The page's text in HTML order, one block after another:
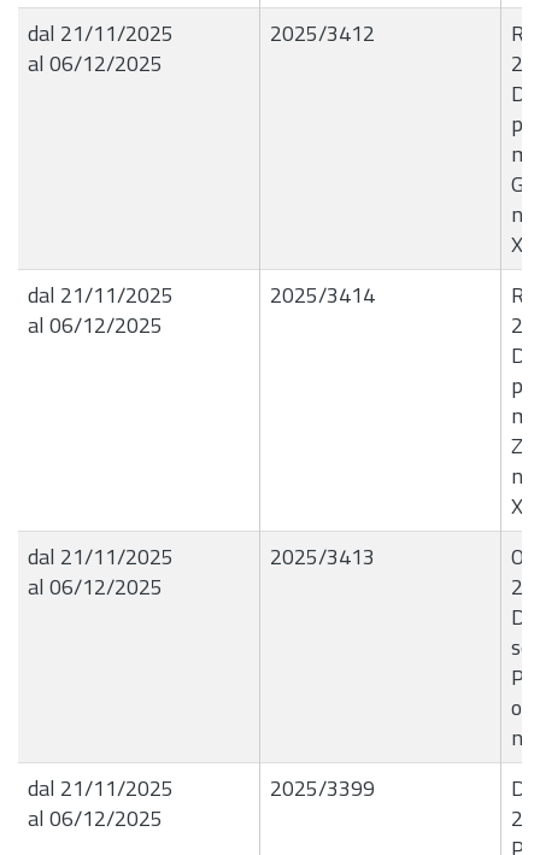
dal 21/11/2025
al 06/12/2025
2025/3412
dal 21/11/2025
al 06/12/2025
2025/3414
dal 21/11/2025
al 06/12/2025
2025/3413
dal 21/11/2025
al 06/12/2025
2025/3399